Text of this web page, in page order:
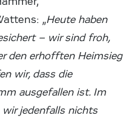
„Heute haben
– wir sind froh,
den erhofften Heimsieg
wir, dass die
ausgefallen ist. Im
jedenfalls nichts